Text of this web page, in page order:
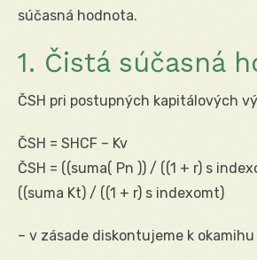
súčasná hodnota.
1. Čistá súčasná
ČSH pri postupných kapitálových
ČSH = SHCF – Kv
ČSH = ((suma( Pn )) / ((1 + r) s
((suma Kt) / ((1 + r) s indexomt)
– v zásade diskontujeme k